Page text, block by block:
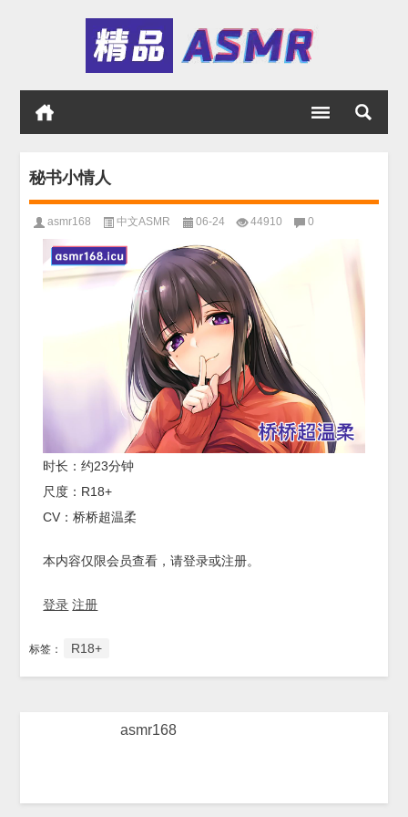
秘书小情人
asmr168 中文ASMR 06-24 44910 0
时长：约23分钟
尺度：R18+
CV：桥桥超温柔
本内容仅限会员查看，请登录或注册。
登录 注册
标签： R18+
asmr168